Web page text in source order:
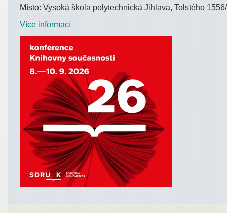
Místo: Vysoká škola polytechnická Jihlava, Tolstého
Více informací